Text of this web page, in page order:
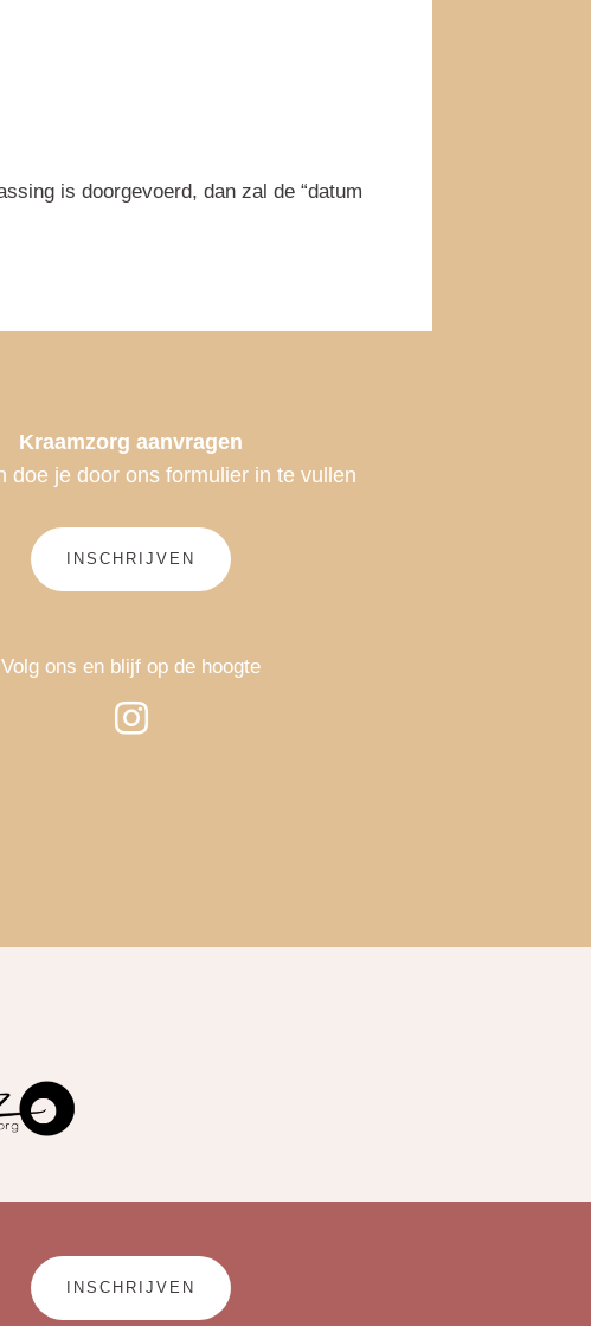
is doorgevoerd, dan zal de “datum
Kraamzorg aanvragen
doe je door ons formulier in te vullen
INSCHRIJVEN
Volg ons en blijf op de hoogte

INSCHRIJVEN